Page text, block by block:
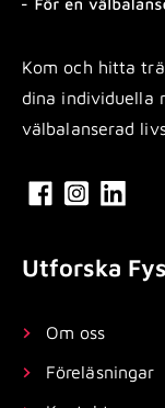
Kom och hitta
dina individuella
välbalanserad
Utforska
Om oss
Föreläsningar